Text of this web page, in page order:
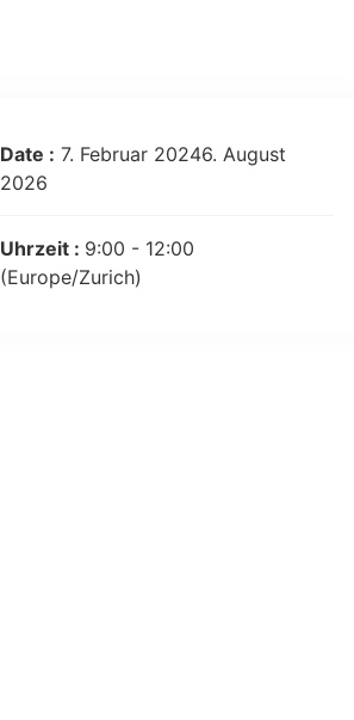
Date : 7. Februar 20246. August
2026
Uhrzeit : 9:00 - 12:00
(Europe/Zurich)